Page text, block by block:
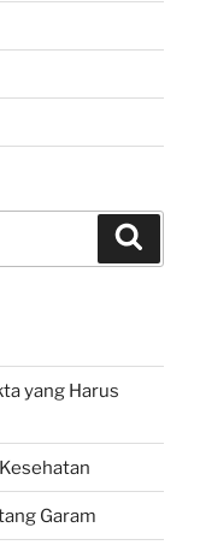
yang Harus
Garam